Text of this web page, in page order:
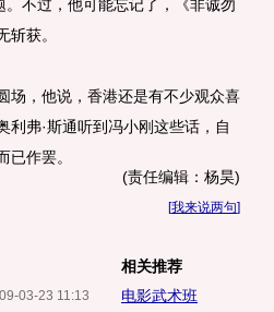
不过，他可能忘记了，《非诚勿
获。
，他说，香港还是有不少观众喜
弗·斯通听到冯小刚这些话，自
作罢。
(责任编辑：杨昊)
[我来说两句]
09-03-23 11:13
相关推荐
电影武术班